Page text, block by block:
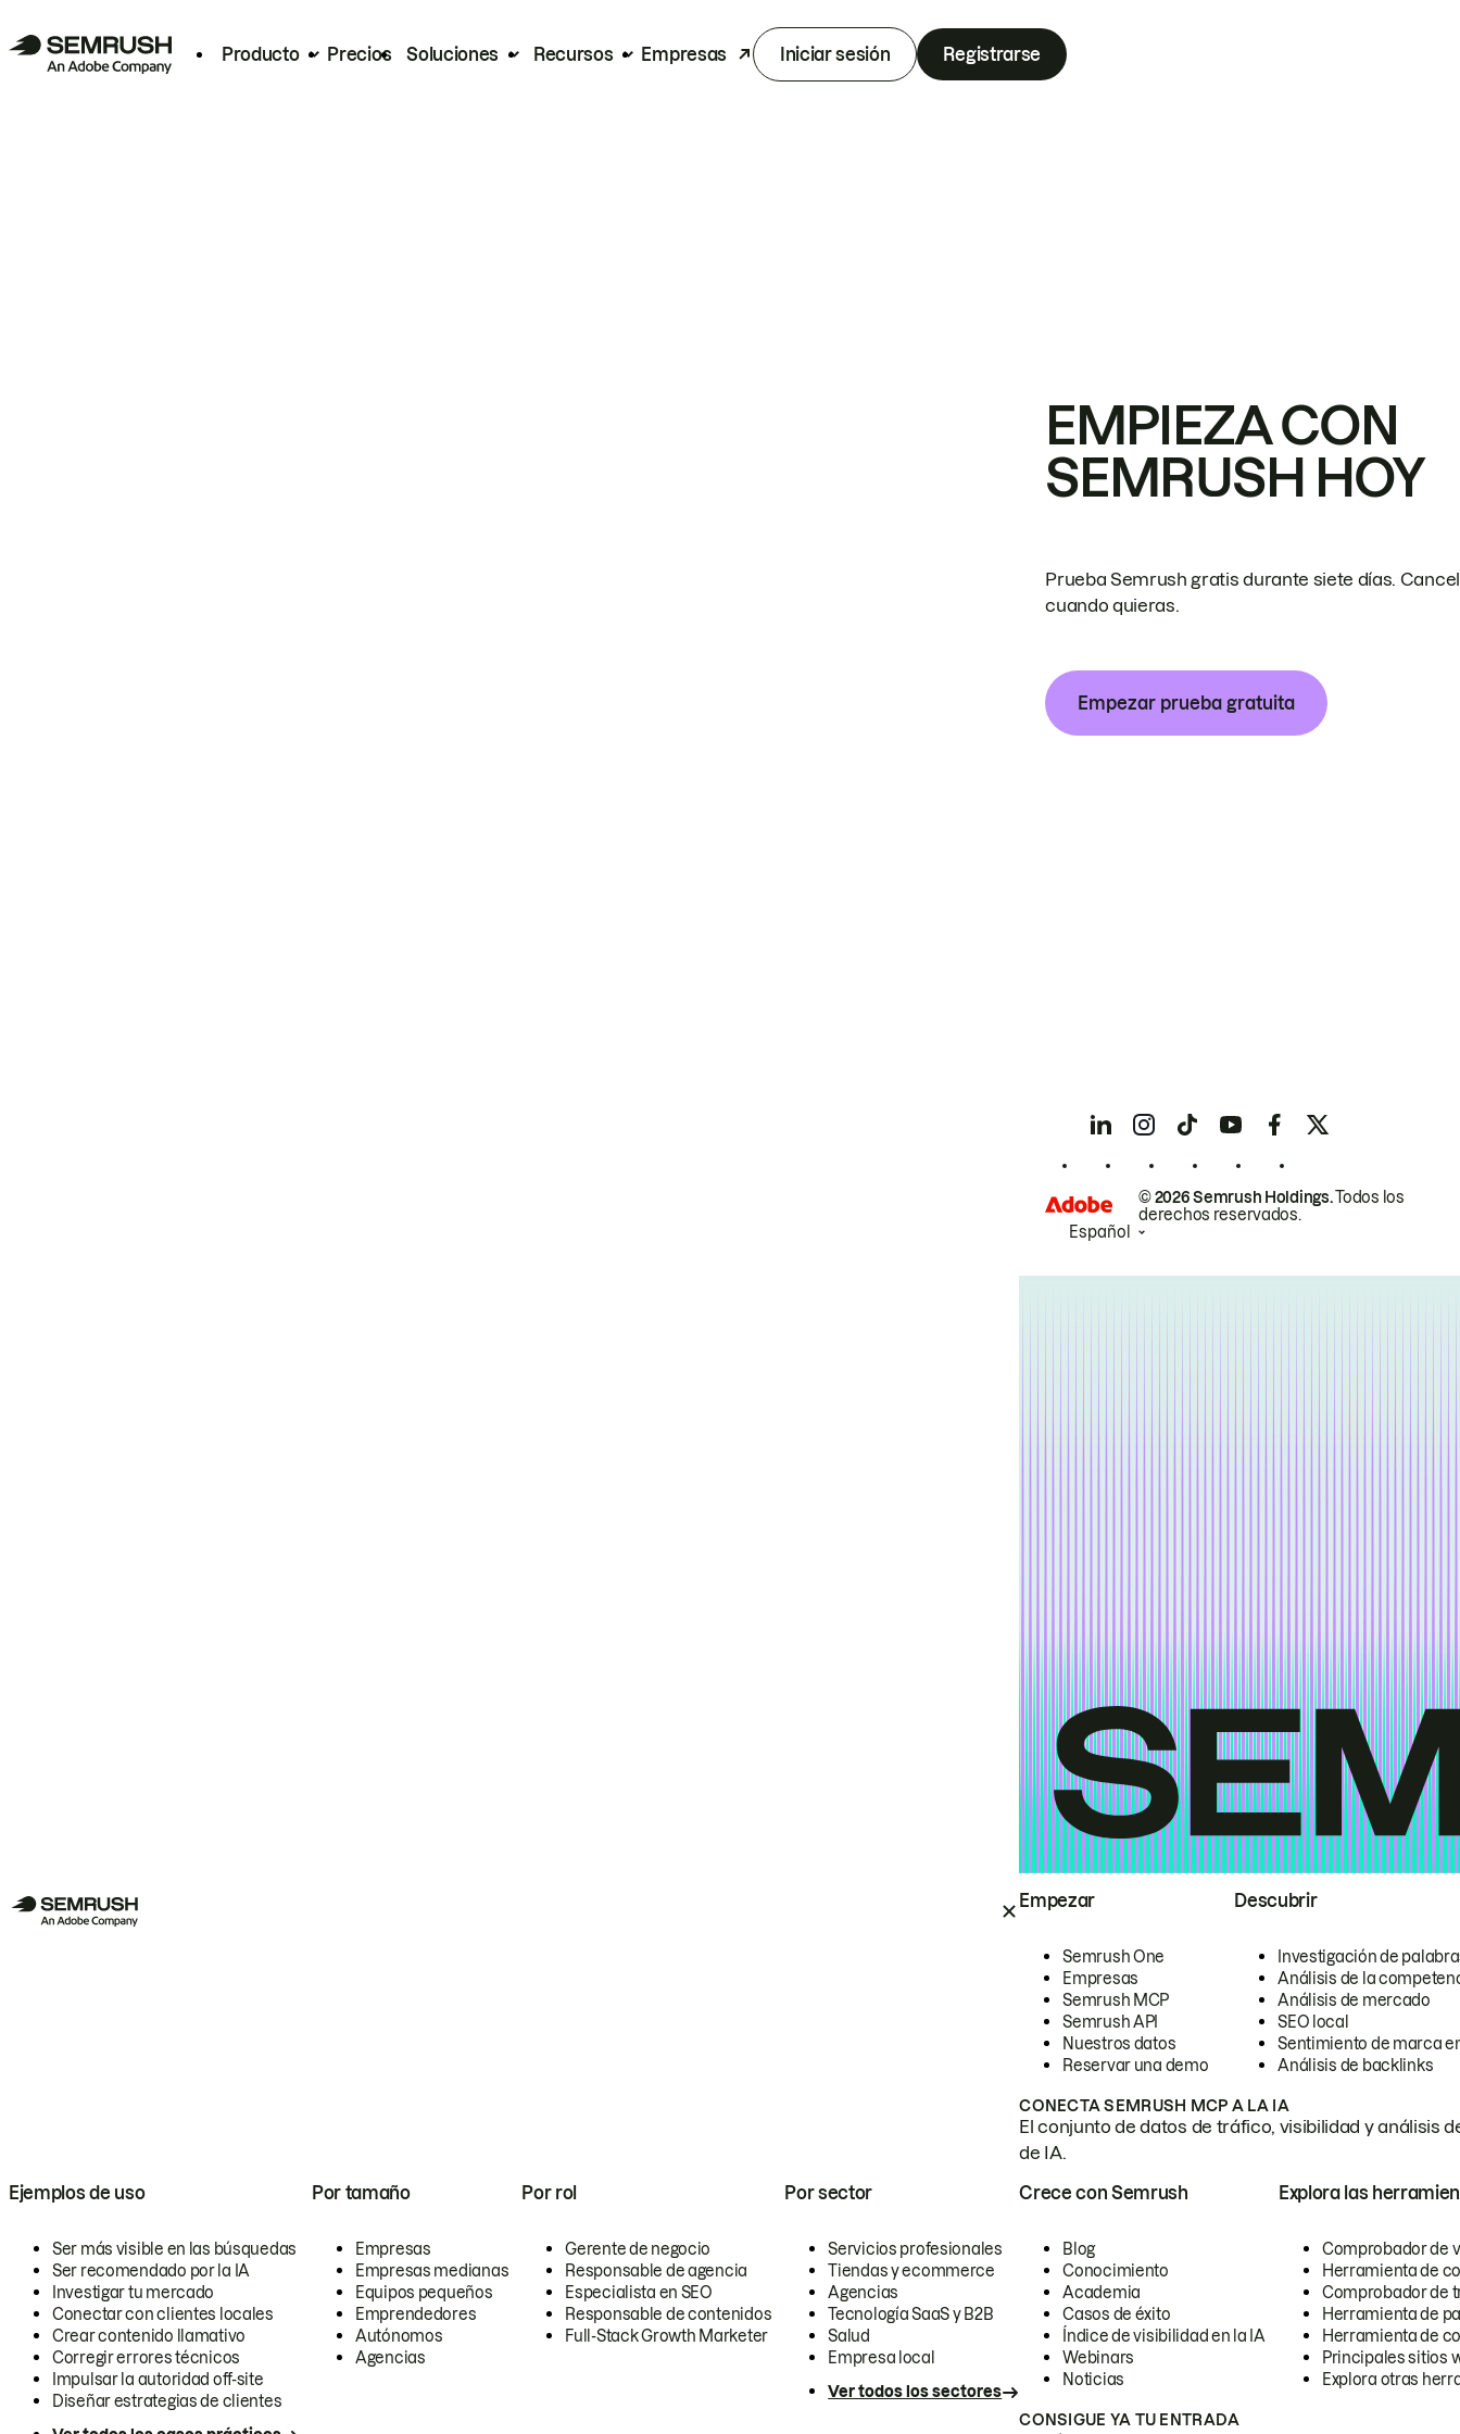
Producto Precios Soluciones Recursos Empresas Iniciar sesión Registrarse
Empezar
Semrush One
Empresas
Semrush MCP
Semrush API
Nuestros datos
Reservar una demo
Descubrir
Investigación de
Análisis de la
Análisis de mercado
SEO local
Sentimiento de marca
Análisis de backlinks
CONECTA SEMRUSH MCP A LA IA
El conjunto de datos de tráfico, visibilidad y análisis
de IA.
Ejemplos de uso
Ser más visible en las búsquedas
Ser recomendado por la IA
Investigar tu mercado
Conectar con clientes locales
Crear contenido llamativo
Corregir errores técnicos
Impulsar la autoridad off-site
Diseñar estrategias de clientes
Por tamaño
Empresas
Empresas medianas
Equipos pequeños
Emprendedores
Autónomos
Agencias
Por rol
Gerente de negocio
Responsable de agencia
Especialista en SEO
Responsable de contenidos
Full-Stack Growth Marketer
Por sector
Servicios profesionales
Tiendas y ecommerce
Agencias
Tecnología SaaS y B2B
Salud
Empresa local
Ver todos los sectores
Crece con Semrush
Blog
Conocimiento
Academia
Casos de éxito
Índice de visibilidad en la IA
Webinars
Noticias
Explora las
Comprobador de
Herramienta de
Comprobador de
Herramienta de
Herramienta de
Principales sitios
Explora otras
CONSIGUE YA TU ENTRADA
EMPIEZA CON
SEMRUSH HOY
Prueba Semrush gratis durante siete días.
cuando quieras.
Empezar prueba gratuita
© 2026 Semrush Holdings.Todos los
derechos reservados.
Español